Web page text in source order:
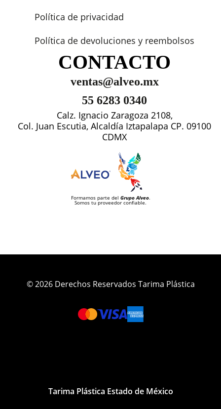
Política de privacidad
Política de devoluciones y reembolsos
CONTACTO
ventas@alveo.mx
55 6283 0340
Calz. Ignacio Zaragoza 2108,
Col. Juan Escutia, Alcaldía Iztapalapa CP. 09100
CDMX
Formamos parte del Grupo Alveo.
Somos tu proveedor confiable.
© 2026 Derechos Reservados Tarima Plástica
Tarima Plástica Estado de México